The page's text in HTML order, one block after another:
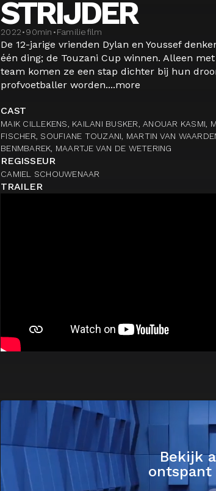
STRIJDER
2022•90min •Familiefilm
De 12-jarige vrienden Dylan en Youssef
één ding; de Touzani Cup winnen. Alleen
team komen ze een stap dichter bij hun
profvoetballer worden....more
CAST
MAIK CILLEKENS, KAILANI BUSKER, ANOUAR KASMI,
FISCHER, SOUFIANE TOUZANI, MARTIN VAN
BENMBAREK, MAARTJE VAN DE WETERING
REGISSEUR
CAMIEL SCHOUWENAAR
TRAILER
Bekijk